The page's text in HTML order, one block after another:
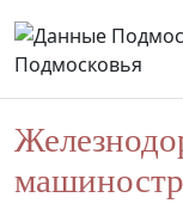
Подмосковья